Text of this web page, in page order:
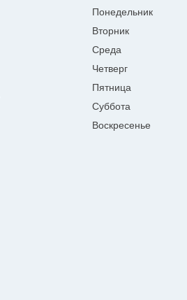
Понедельник
Вторник
Среда
Четверг
Пятница
Суббота
Воскресенье